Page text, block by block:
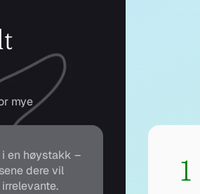
mye
en høystakk –
dere vil
1